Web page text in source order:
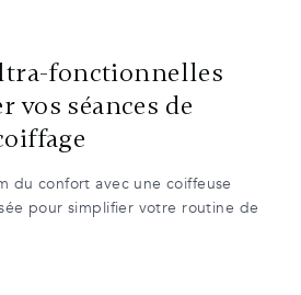
fonctionnelles
vos séances de
du confort avec une coiffeuse
pour simplifier votre routine de